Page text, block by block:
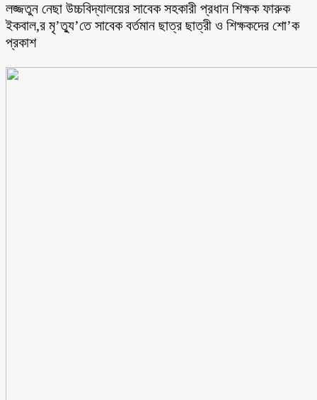
লজ্জতুন নেছা উচ্চবিদ্যালয়ের সাবেক সহকারী প্রধান শিক্ষক ফারুক
ইকবাল,র মৃ’ত্যু’তে সাবেক বর্তমান ছাত্র ছাত্রী ও শিক্ষকদের শো’ক
প্রকাশ